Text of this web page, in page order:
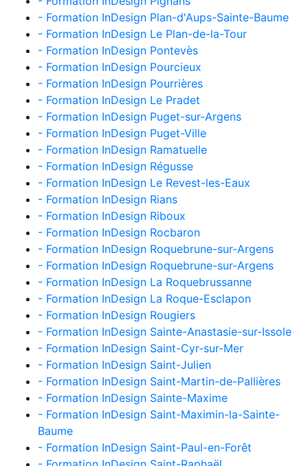
- Formation InDesign Plan-d'Aups-Sainte-Baume
- Formation InDesign Le Plan-de-la-Tour
- Formation InDesign Pontevès
- Formation InDesign Pourcieux
- Formation InDesign Pourrières
- Formation InDesign Le Pradet
- Formation InDesign Puget-sur-Argens
- Formation InDesign Puget-Ville
- Formation InDesign Ramatuelle
- Formation InDesign Régusse
- Formation InDesign Le Revest-les-Eaux
- Formation InDesign Rians
- Formation InDesign Riboux
- Formation InDesign Rocbaron
- Formation InDesign Roquebrune-sur-Argens
- Formation InDesign Roquebrune-sur-Argens
- Formation InDesign La Roquebrussanne
- Formation InDesign La Roque-Esclapon
- Formation InDesign Rougiers
- Formation InDesign Sainte-Anastasie-sur-Issole
- Formation InDesign Saint-Cyr-sur-Mer
- Formation InDesign Saint-Julien
- Formation InDesign Saint-Martin-de-Pallières
- Formation InDesign Sainte-Maxime
- Formation InDesign Saint-Maximin-la-Sainte-
Baume
- Formation InDesign Saint-Paul-en-Forêt